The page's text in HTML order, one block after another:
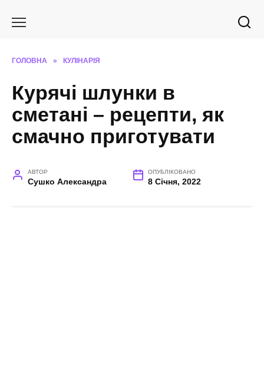
ГОЛОВНА » КУЛІНАРІЯ
Курячі шлунки в
сметані – рецепти, як
смачно приготувати
АВТОР
Сушко Александра
ОПУБЛІКОВАНО
8 Січня, 2022